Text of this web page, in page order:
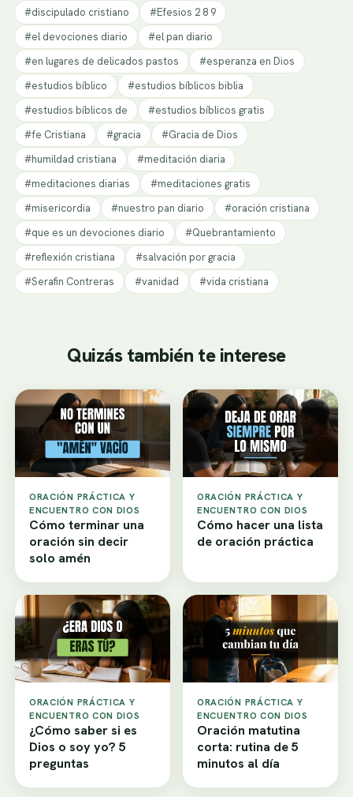
#discipulado cristiano
#Efesios 2 8 9
#el devociones diario
#el pan diario
#en lugares de delicados pastos
#esperanza en Dios
#estudios bíblico
#estudios bíblicos biblia
#estudios bíblicos de
#estudios bíblicos gratis
#fe Cristiana
#gracia
#Gracia de Dios
#humildad cristiana
#meditación diaria
#meditaciones diarias
#meditaciones gratis
#misericordia
#nuestro pan diario
#oración cristiana
#que es un devociones diario
#Quebrantamiento
#reflexión cristiana
#salvación por gracia
#Serafin Contreras
#vanidad #vida cristiana
Quizás también te interese
ORACIÓN PRÁCTICA Y
ENCUENTRO CON DIOS
Cómo terminar una
oración sin decir
solo amén
ORACIÓN PRÁCTICA Y
ENCUENTRO CON DIOS
Cómo hacer una lista
de oración práctica
ORACIÓN PRÁCTICA Y
ENCUENTRO CON DIOS
¿Cómo saber si es
Dios o soy yo? 5
preguntas
ORACIÓN PRÁCTICA Y
ENCUENTRO CON DIOS
Oración matutina
corta: rutina de 5
minutos al día